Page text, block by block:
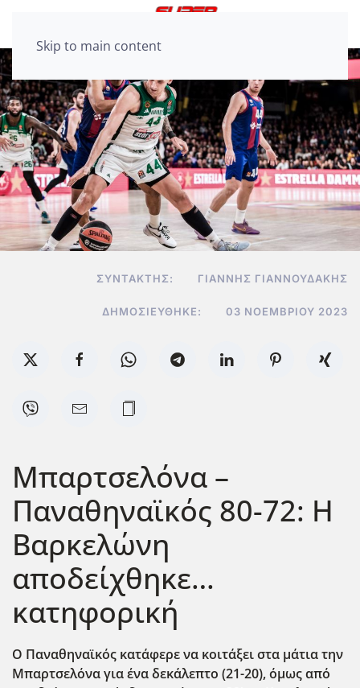
Skip to main content
ΣΥΝΤΆΚΤΗΣ: ΓΙΆΝΝΗΣ ΓΙΑΝΝΟΥΔΆΚΗΣ
ΔΗΜΟΣΙΕΎΘΗΚΕ: 03 ΝΟΕΜΒΡΊΟΥ 2023
Μπαρτσελόνα –
Παναθηναϊκός 80-72: Η
Βαρκελώνη
αποδείχθηκε…
κατηφορική
Ο Παναθηναϊκός κατάφερε να κοιτάξει στα μάτια την
Μπαρτσελόνα για ένα δεκάλεπτο (21-20), όμως από